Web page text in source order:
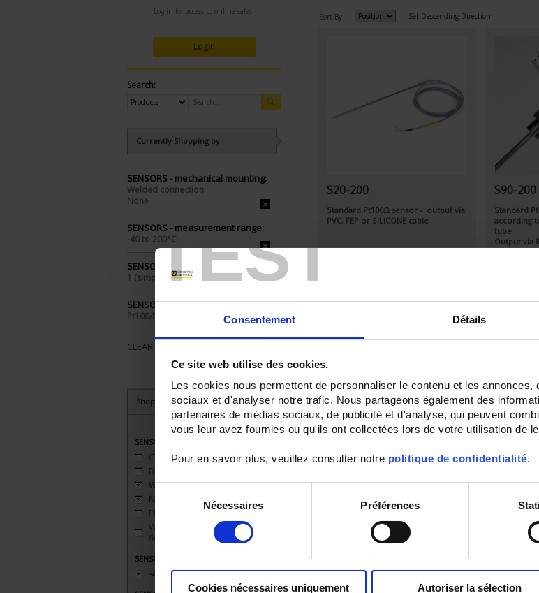
TEST
Consentement Détails
Ce site web utilise des cookies.
Les cookies nous permettent de personnaliser le contenu et les
sociaux et d'analyser notre trafic. Nous partageons également des
partenaires de médias sociaux, de publicité et d'analyse, qui peuvent
vous leur avez fournies ou qu'ils ont collectées lors de votre utilisation de
Pour en savoir plus, veuillez consulter notre politique de confidentialité.
Sélection
du
consentement
Nécessaires Préférences
Cookies nécessaires uniquement Autoriser la sélection
Log in for access to online sales.
Login
Search:
Currently Shopping by:
SENSORS - mechanical mounting:
Welded connection
None
SENSORS - measurement range:
-40 to 200°C
SENSORS - no. of measuring points:
1 (simple)
SENSORS - I/O type:
Pt100/Pt1000
CLEAR ALL
Shop By
SENSORS - mechanical mounting
Clip
(1)
Bracket
Welded connection(1)
None
Plate
Watertight compression
fitting
SENSORS - measurement range
-40 to 200°C(2)
Sort By Set Descending Direction
S20-200
Standard Pt100Ω sensor - output via
PVC, FEP or SILICONE cable
S90-200
Standard
according
tube
Output via
Sort By